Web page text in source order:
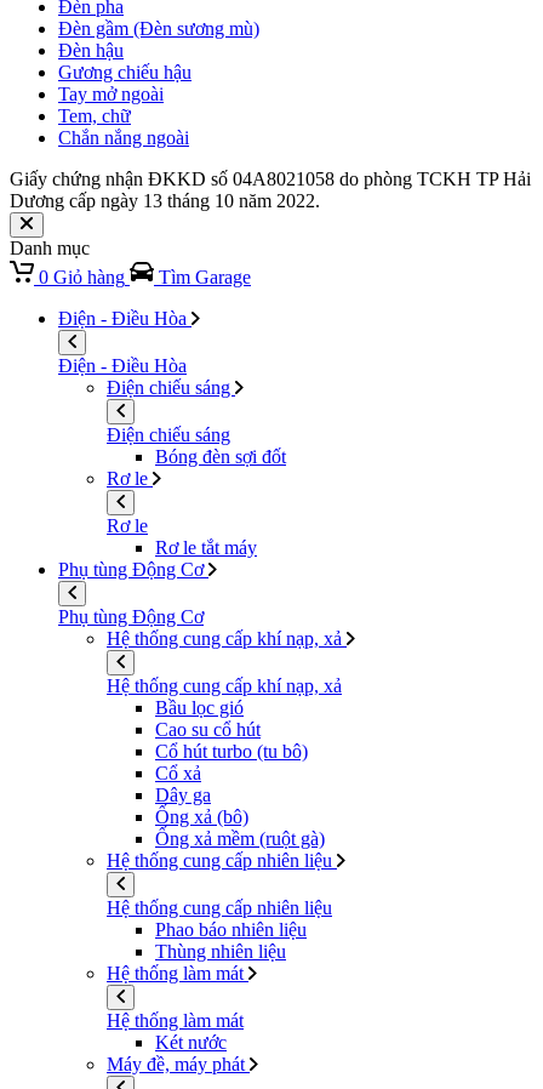
Đèn pha
Đèn gầm (Đèn sương mù)
Đèn hậu
Gương chiếu hậu
Tay mở ngoài
Tem, chữ
Chắn nắng ngoài
Giấy chứng nhận ĐKKD số 04A8021058 do phòng TCKH TP Hải
Dương cấp ngày 13 tháng 10 năm 2022.
Danh mục
0 Giỏ hàng
Tìm Garage
Điện - Điều Hòa
Điện - Điều Hòa
Điện chiếu sáng
Điện chiếu sáng
Bóng đèn sợi đốt
Rơ le
Rơ le
Rơ le tắt máy
Phụ tùng Động Cơ
Phụ tùng Động Cơ
Hệ thống cung cấp khí nạp, xả
Hệ thống cung cấp khí nạp, xả
Bầu lọc gió
Cao su cổ hút
Cổ hút turbo (tu bô)
Cổ xả
Dây ga
Ống xả (bô)
Ống xả mềm (ruột gà)
Hệ thống cung cấp nhiên liệu
Hệ thống cung cấp nhiên liệu
Phao báo nhiên liệu
Thùng nhiên liệu
Hệ thống làm mát
Hệ thống làm mát
Két nước
Máy đề, máy phát